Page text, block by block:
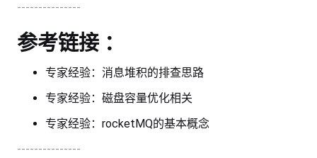
---------------
参考链接 ：
专家经验：消息堆积的排查思路
专家经验：磁盘容量优化相关
专家经验：rocketMQ的基本概念
---------------